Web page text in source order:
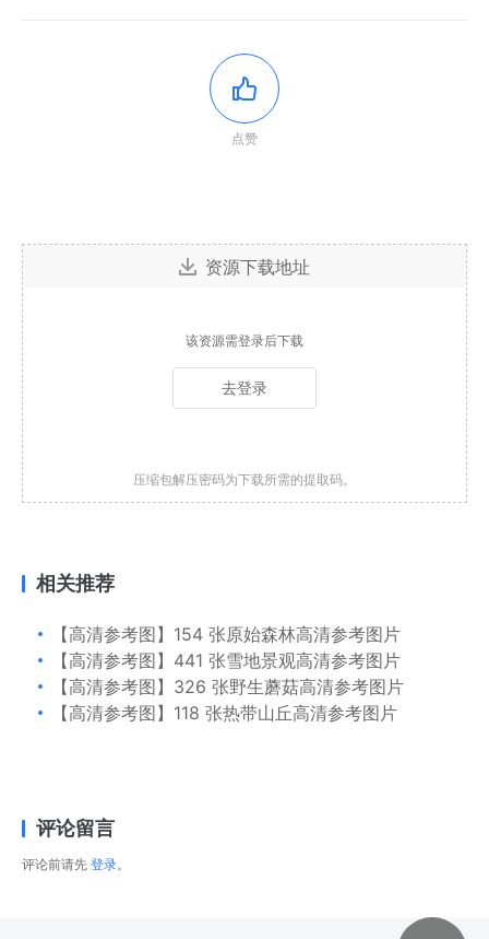
点赞
资源下载地址
该资源需登录后下载
去登录
压缩包解压密码为下载所需的提取码。
相关推荐
【高清参考图】154 张原始森林高清参考图片
【高清参考图】441 张雪地景观高清参考图片
【高清参考图】326 张野生蘑菇高清参考图片
【高清参考图】118 张热带山丘高清参考图片
评论留言
评论前请先 登录。